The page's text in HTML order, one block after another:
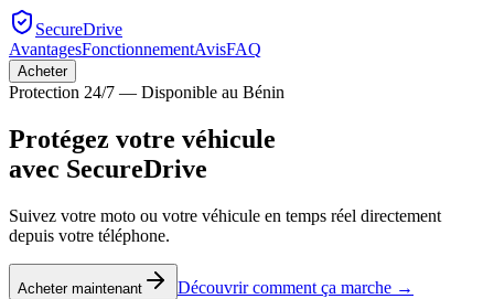
SecureDrive
AvantagesFonctionnementAvisFAQ
Acheter
Protection 24/7 — Disponible au Bénin
Protégez votre véhicule
avec SecureDrive
Suivez votre moto ou votre véhicule en temps réel directement
depuis votre téléphone.
Acheter maintenant
Découvrir comment ça marche →